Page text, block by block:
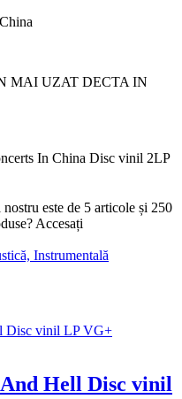
MAI UZAT DECTA IN
In China Disc vinil 2LP
este de 5 articole și 250
Accesați
Instrumentală
Disc vinil